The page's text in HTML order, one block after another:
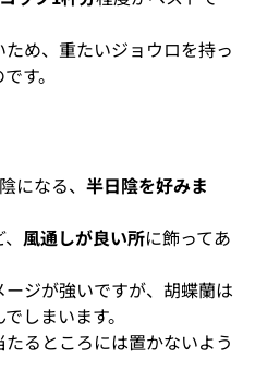
め、重たいジョウロを持っ
す。
になる、半日陰を好みま
、風通しが良い所に飾ってあ
ジが強いですが、胡蝶蘭は
しまいます。
るところには置かないよう